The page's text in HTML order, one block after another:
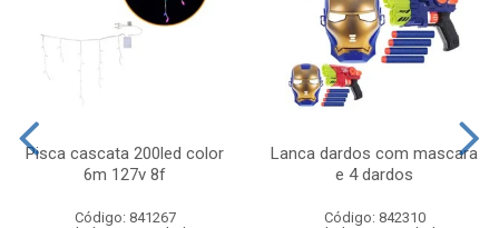
Pisca cascata 200led color
6m 127v 8f
Código: 841267
Lanca dardos com mascara
e 4 dardos
Código: 842310